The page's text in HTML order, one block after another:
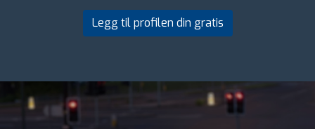
Legg til profilen din gratis